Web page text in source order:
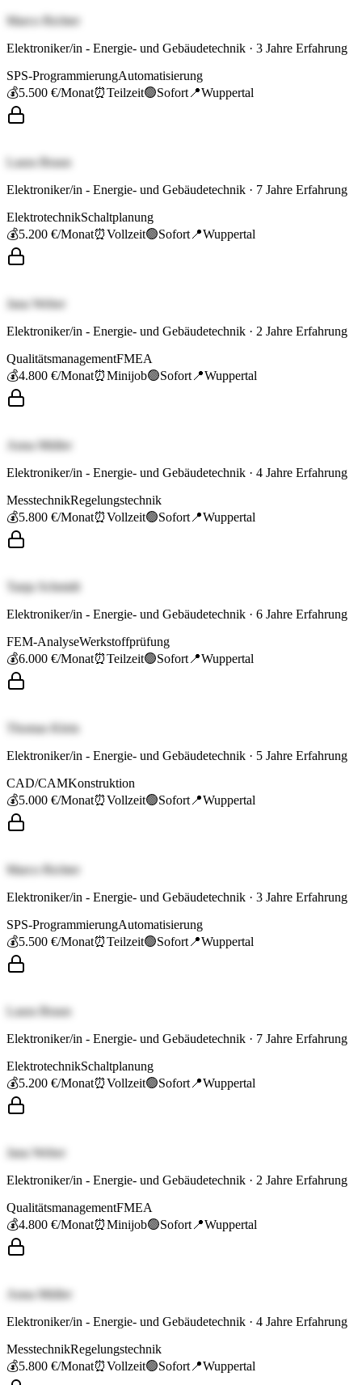
Marco Richter
Elektroniker/in - Energie- und Gebäudetechnik · 3 Jahre Erfahrung
SPS-ProgrammierungAutomatisierung
💰5.500 €/Monat⏰Teilzeit🟢Sofort 📍Wuppertal
Laura Braun
Elektroniker/in - Energie- und Gebäudetechnik · 7 Jahre Erfahrung
ElektrotechnikSchaltplanung
💰5.200 €/Monat⏰Vollzeit🟢Sofort 📍Wuppertal
Jana Weber
Elektroniker/in - Energie- und Gebäudetechnik · 2 Jahre Erfahrung
QualitätsmanagementFMEA
💰4.800 €/Monat⏰Minijob🟢Sofort 📍Wuppertal
Anna Müller
Elektroniker/in - Energie- und Gebäudetechnik · 4 Jahre Erfahrung
MesstechnikRegelungstechnik
💰5.800 €/Monat⏰Vollzeit🟢Sofort 📍Wuppertal
Tanja Schmidt
Elektroniker/in - Energie- und Gebäudetechnik · 6 Jahre Erfahrung
FEM-AnalyseWerkstoffprüfung
💰6.000 €/Monat⏰Teilzeit🟢Sofort 📍Wuppertal
Thomas Klein
Elektroniker/in - Energie- und Gebäudetechnik · 5 Jahre Erfahrung
CAD/CAMKonstruktion
💰5.000 €/Monat⏰Vollzeit🟢Sofort 📍Wuppertal
Marco Richter
Elektroniker/in - Energie- und Gebäudetechnik · 3 Jahre Erfahrung
SPS-ProgrammierungAutomatisierung
💰5.500 €/Monat⏰Teilzeit🟢Sofort 📍Wuppertal
Laura Braun
Elektroniker/in - Energie- und Gebäudetechnik · 7 Jahre Erfahrung
ElektrotechnikSchaltplanung
💰5.200 €/Monat⏰Vollzeit🟢Sofort 📍Wuppertal
Jana Weber
Elektroniker/in - Energie- und Gebäudetechnik · 2 Jahre Erfahrung
QualitätsmanagementFMEA
💰4.800 €/Monat⏰Minijob🟢Sofort 📍Wuppertal
Anna Müller
Elektroniker/in - Energie- und Gebäudetechnik · 4 Jahre Erfahrung
MesstechnikRegelungstechnik
💰5.800 €/Monat⏰Vollzeit🟢Sofort 📍Wuppertal